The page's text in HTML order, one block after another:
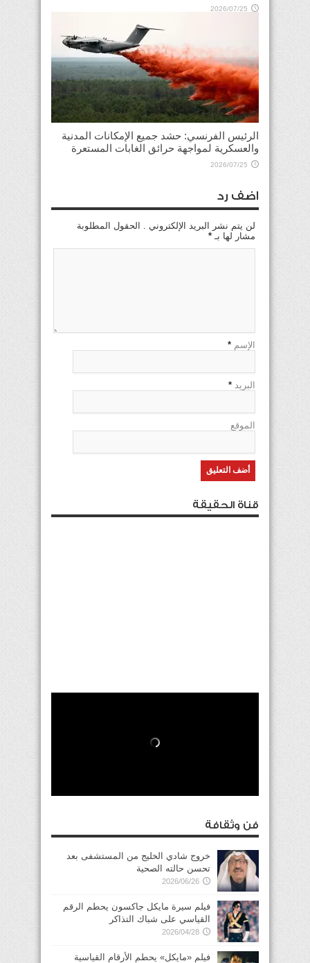
2026/07/25
الرئيس الفرنسي: حشد جميع الإمكانات المدنية
والعسكرية لمواجهة حرائق الغابات المستعرة
2026/07/25
اضف رد
لن يتم نشر البريد الإلكتروني . الحقول المطلوبة
مشار لها بـ *
الإسم *
البريد *
الموقع
قناة الحقيقة
فن وثقافة
خروج شادي الخليج من المستشفى بعد
تحسن حالته الصحية
2026/06/26
فيلم سيرة مايكل جاكسون يحطم الرقم
القياسي على شباك التذاكر
2026/04/28
فيلم «مايكل» يحطم الأرقام القياسية